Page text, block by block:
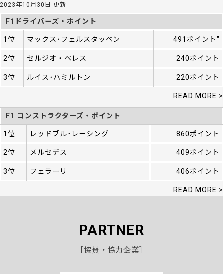
2023年10月30日 更新
F1ドライバーズ・ポイント
1位 マックス･フェルスタッペン 491ポイント"
2位 セルジオ・ペレス 240ポイント
3位 ルイス･ハミルトン 220ポイント
READ MORE >
F1 コンストラクターズ・ポイント
1位 レッドブル･レーシング 860ポイント
2位 メルセデス 409ポイント
3位 フェラーリ 406ポイント
READ MORE >
PARTNER
［協賛・協力企業］